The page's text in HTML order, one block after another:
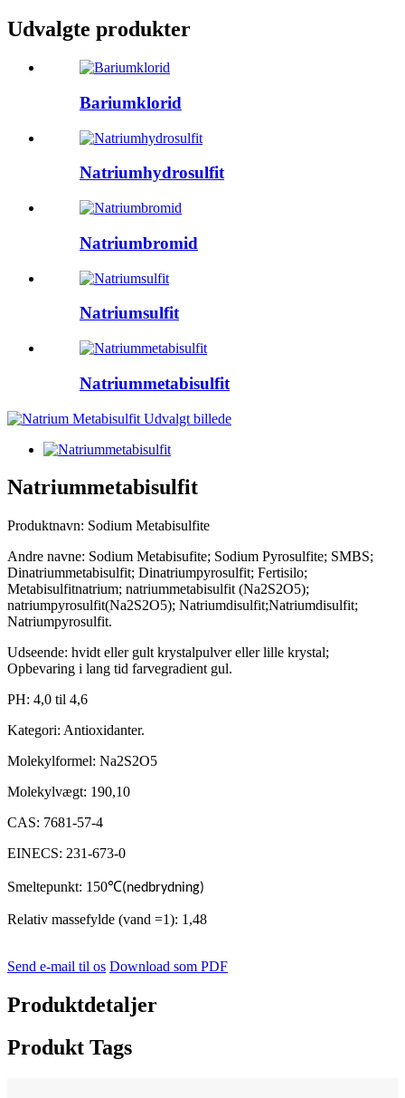
Udvalgte produkter
Bariumklorid
Natriumhydrosulfit
Natriumbromid
Natriumsulfit
Natriummetabisulfit
Natriummetabisulfit
Produktnavn: Sodium Metabisulfite
Andre navne: Sodium Metabisufite; Sodium Pyrosulfite; SMBS;
Dinatriummetabisulfit; Dinatriumpyrosulfit; Fertisilo;
Metabisulfitnatrium; natriummetabisulfit (Na2S2O5);
natriumpyrosulfit(Na2S2O5); Natriumdisulfit;Natriumdisulfit;
Natriumpyrosulfit.
Udseende: hvidt eller gult krystalpulver eller lille krystal;
Opbevaring i lang tid farvegradient gul.
PH: 4,0 til 4,6
Kategori: Antioxidanter.
Molekylformel: Na2S2O5
Molekylvægt: 190,10
CAS: 7681-57-4
EINECS: 231-673-0
Smeltepunkt: 150℃(nedbrydning)
Relativ massefylde (vand =1): 1,48
Send e-mail til os Download som PDF
Produktdetaljer
Produkt Tags